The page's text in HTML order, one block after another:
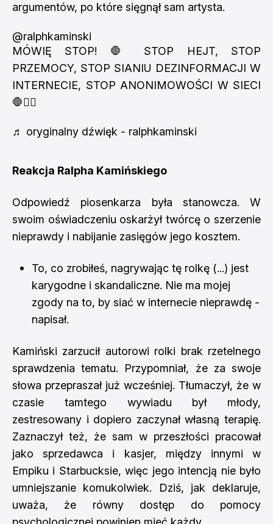
argumentów, po które sięgnął sam artysta.
@ralphkaminski
MÓWIĘ STOP! 🛑 STOP HEJT, STOP
PRZEMOCY, STOP SIANIU DEZINFORMACJI W
INTERNECIE, STOP ANONIMOWOŚCI W SIECI
🛑✌🏻
♬ oryginalny dźwięk - ralphkaminski
Reakcja Ralpha Kamińskiego
Odpowiedź piosenkarza była stanowcza. W
swoim oświadczeniu oskarżył twórcę o szerzenie
nieprawdy i nabijanie zasięgów jego kosztem.
To, co zrobiłeś, nagrywając tę rolkę (...) jest
karygodne i skandaliczne. Nie ma mojej
zgody na to, by siać w internecie nieprawdę -
napisał.
Kamiński zarzucił autorowi rolki brak rzetelnego
sprawdzenia tematu. Przypomniał, że za swoje
słowa przepraszał już wcześniej. Tłumaczył, że w
czasie tamtego wywiadu był młody,
zestresowany i dopiero zaczynał własną terapię.
Zaznaczył też, że sam w przeszłości pracował
jako sprzedawca i kasjer, między innymi w
Empiku i Starbucksie, więc jego intencją nie było
umniejszanie komukolwiek. Dziś, jak deklaruje,
uważa, że równy dostęp do pomocy